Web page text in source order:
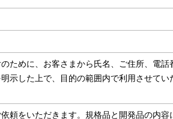
ために、お客さまから氏名、ご住所、電
示した上で、目的の範囲内で利用させて
頼をいただきます。規格品と開発品の内